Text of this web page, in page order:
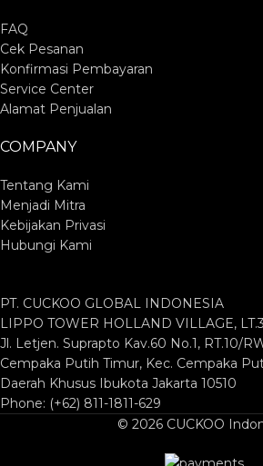
FAQ
Cek Pesanan
Konfirmasi Pembayaran
Service Center
Alamat Penjualan
COMPANY
Tentang Kami
Menjadi Mitra
Kebijakan Privasi
Hubungi Kami
PT. CUCKOO GLOBAL INDONESIA
LIPPO TOWER HOLLAND VILLAGE,
Jl. Letjen. Suprapto Kav.60 No.1, RT.10/
Cempaka Putih Timur, Kec. Cempaka
Daerah Khusus Ibukota Jakarta 10510
Phone: (+62) 811-1811-629
© 2026 CUCKOO